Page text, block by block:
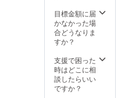
す。 □
今回の
リター
督。の
おまか
せ
ショー
□撮影し
た動
画、お
限を設
けず)笑
福庭園
及びあ
分程度
になり
ます。
※荒天の
翌6/22
日(日)に
なりま
す。 ※
目標金額に届
かなかった場
合どうなりま
すか？
支援で困った
時はどこに相
談したらいい
ですか？